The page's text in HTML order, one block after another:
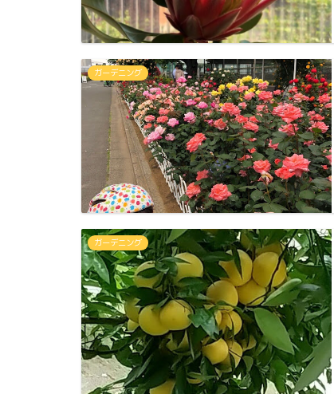
ガーデニング
ガーデニング